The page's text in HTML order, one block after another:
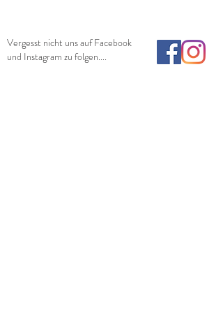
Vergesst nicht uns auf Facebook
und Instagram zu folgen....